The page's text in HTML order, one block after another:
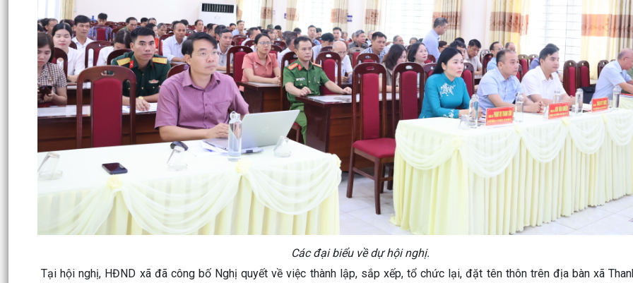
Các đại biểu về dự hội nghị.
Tại hội nghị, HĐND xã đã công bố Nghị quyết về việc thành lập, sắp xếp, tổ chức lại, đặt tên thôn trên địa bàn xã